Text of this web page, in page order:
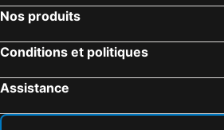
Rust, Bade-Wurtemberg Hôtels
Fribourg-en-
Nos produits
Conditions et politiques
Assistance